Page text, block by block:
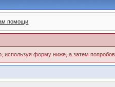
помощи
используя форму ниже, а затем